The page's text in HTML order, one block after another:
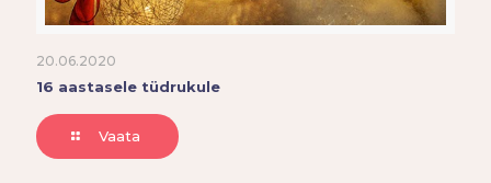
20.06.2020
16 aastasele tüdrukule
Vaata